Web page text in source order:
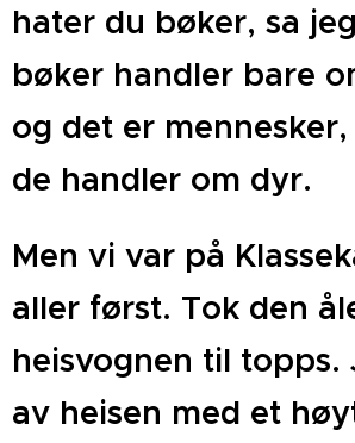
hater du bøker, sa
bøker handler bare
og det er
de handler om dyr.
Men vi var på
aller først. Tok den
heisvognen til topps.
av heisen med et